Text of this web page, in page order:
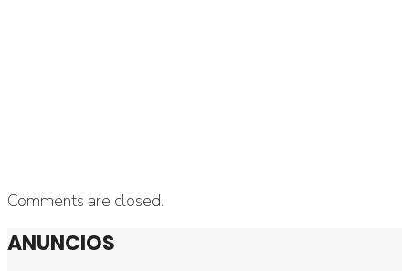
Comments are closed.
ANUNCIOS